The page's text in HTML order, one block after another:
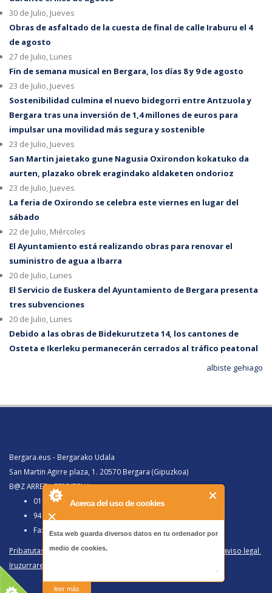
Acerca del uso de cookies
Esta web guarda diversos datos en tu ordenador por
medio de cookies.
-
leer más
30 de Julio, Jueves
Obras de asfaltado de la cuesta de final de calle Iraburu el 4
de agosto
27 de Julio, Lunes
Fin de semana musical en Bergara, los días 8 y 9 de agosto
23 de Julio, Jueves
Sostenibilidad culmina el nuevo bidegorri entre Antzuola y
Bergara tras una inversión de 1,4 millones de euros para
impulsar una movilidad más segura y sostenible
23 de Julio, Jueves
San Martin jaietako gune Nagusia Oxirondon kokatuko da
aurten, plazako obrek eragindako aldaketen ondorioz
23 de Julio, Jueves
La feria de Oxirondo se celebra este viernes en lugar del
sábado
22 de Julio, Miércoles
El Ayuntamiento está realizando obras para renovar el
suministro de agua a Ibarra
20 de Julio, Lunes
El Servicio de Euskera del Ayuntamiento de Bergara presenta
tres subvenciones
20 de Julio, Lunes
Debido a las obras de Bidekurutzeta 14, los cantones de
Osteta e Ikerleku permanecerán cerrados al tráfico peatonal
albiste gehiago
Bergara.eus - Bergarako Udala
San Martin Agirre plaza, 1. 20570 Bergara (Gipuzkoa)
B@Z ARRETA ZERBITZUA:
010, Bergaratik deituz gero
943 77 91 00, Bergaraz kanpotik deituz gero
Faxa 943 77 91 63
Pribatutasun politika eta lege oharra
Política de privacidad y aviso legal
Iruzurraren Aurkako Politika